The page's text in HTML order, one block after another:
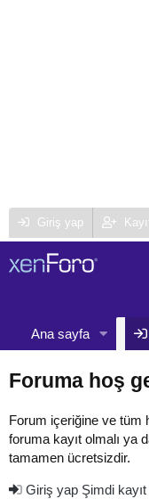
Giriş yap
Ana sayfa
Foruma hoş
Forum içeriğine ve tüm
foruma kayıt olmalı ya
tamamen ücretsizdir.
Giriş yap Şimdi